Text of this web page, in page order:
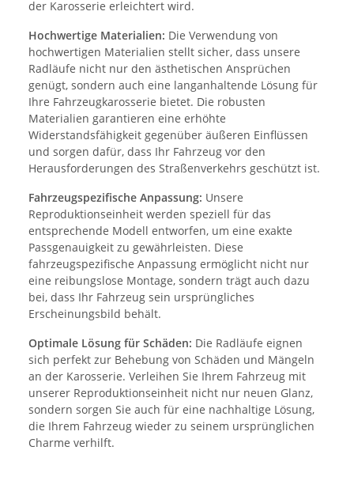
der Karosserie erleichtert wird.
Hochwertige Materialien: Die Verwendung von
hochwertigen Materialien stellt sicher, dass unsere
Radläufe nicht nur den ästhetischen Ansprüchen
genügt, sondern auch eine langanhaltende Lösung für
Ihre Fahrzeugkarosserie bietet. Die robusten
Materialien garantieren eine erhöhte
Widerstandsfähigkeit gegenüber äußeren Einflüssen
und sorgen dafür, dass Ihr Fahrzeug vor den
Herausforderungen des Straßenverkehrs geschützt ist.
Fahrzeugspezifische Anpassung: Unsere
Reproduktionseinheit werden speziell für das
entsprechende Modell entworfen, um eine exakte
Passgenauigkeit zu gewährleisten. Diese
fahrzeugspezifische Anpassung ermöglicht nicht nur
eine reibungslose Montage, sondern trägt auch dazu
bei, dass Ihr Fahrzeug sein ursprüngliches
Erscheinungsbild behält.
Optimale Lösung für Schäden: Die Radläufe eignen
sich perfekt zur Behebung von Schäden und Mängeln
an der Karosserie. Verleihen Sie Ihrem Fahrzeug mit
unserer Reproduktionseinheit nicht nur neuen Glanz,
sondern sorgen Sie auch für eine nachhaltige Lösung,
die Ihrem Fahrzeug wieder zu seinem ursprünglichen
Charme verhilft.